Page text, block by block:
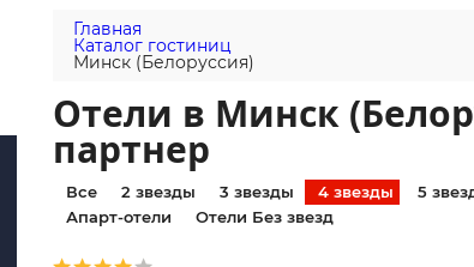
Главная
Каталог гостиниц
Минск (Белоруссия)
Отели в Минск
партнер
Все 2 звезды 3 звезды 4 звезды 5
Апарт-отели
Отели Без звезд